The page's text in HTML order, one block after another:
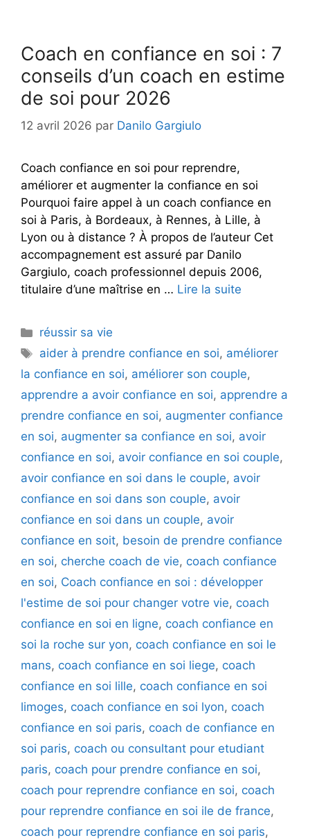
Coach en confiance en soi : 7
conseils d’un coach en estime
de soi pour 2026
12 avril 2026 par Danilo Gargiulo
Coach confiance en soi pour reprendre,
améliorer et augmenter la confiance en soi
Pourquoi faire appel à un coach confiance en
soi à Paris, à Bordeaux, à Rennes, à Lille, à
Lyon ou à distance ? À propos de l’auteur Cet
accompagnement est assuré par Danilo
Gargiulo, coach professionnel depuis 2006,
titulaire d’une maîtrise en … Lire la suite
Catégories
réussir sa vie
Étiquettes
aider à prendre confiance en soi, améliorer
la confiance en soi, améliorer son couple,
apprendre a avoir confiance en soi, apprendre a
prendre confiance en soi, augmenter confiance
en soi, augmenter sa confiance en soi, avoir
confiance en soi, avoir confiance en soi couple,
avoir confiance en soi dans le couple, avoir
confiance en soi dans son couple, avoir
confiance en soi dans un couple, avoir
confiance en soit, besoin de prendre confiance
en soi, cherche coach de vie, coach confiance
en soi, Coach confiance en soi : développer
l'estime de soi pour changer votre vie, coach
confiance en soi en ligne, coach confiance en
soi la roche sur yon, coach confiance en soi le
mans, coach confiance en soi liege, coach
confiance en soi lille, coach confiance en soi
limoges, coach confiance en soi lyon, coach
confiance en soi paris, coach de confiance en
soi paris, coach ou consultant pour etudiant
paris, coach pour prendre confiance en soi,
coach pour reprendre confiance en soi, coach
pour reprendre confiance en soi ile de france,
coach pour reprendre confiance en soi paris,